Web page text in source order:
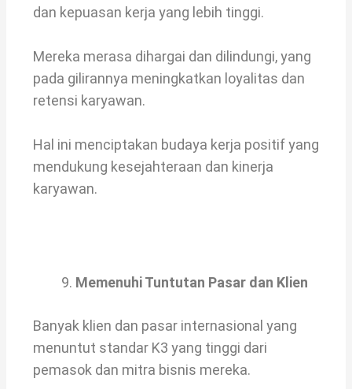
dan kepuasan kerja yang lebih tinggi.
Mereka merasa dihargai dan dilindungi, yang
pada gilirannya meningkatkan loyalitas dan
retensi karyawan.
Hal ini menciptakan budaya kerja positif yang
mendukung kesejahteraan dan kinerja
karyawan.
Memenuhi Tuntutan Pasar dan Klien
Banyak klien dan pasar internasional yang
menuntut standar K3 yang tinggi dari
pemasok dan mitra bisnis mereka.